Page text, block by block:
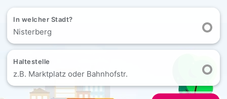
In welcher Stadt?
Nisterberg
Haltestelle
z.B. Marktplatz oder Bahnhofstr.